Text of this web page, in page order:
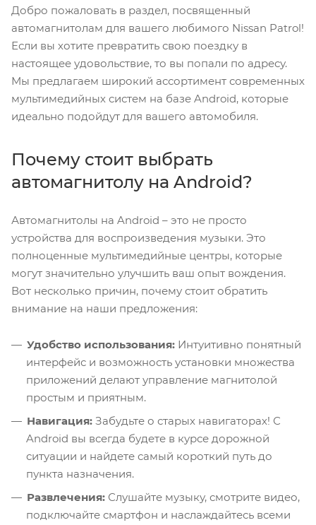
Добро пожаловать в раздел, посвященный
автомагнитолам для вашего любимого Nissan Patrol!
Если вы хотите превратить свою поездку в
настоящее удовольствие, то вы попали по адресу.
Мы предлагаем широкий ассортимент современных
мультимедийных систем на базе Android, которые
идеально подойдут для вашего автомобиля.
Почему стоит выбрать
автомагнитолу на Android?
Автомагнитолы на Android – это не просто
устройства для воспроизведения музыки. Это
полноценные мультимедийные центры, которые
могут значительно улучшить ваш опыт вождения.
Вот несколько причин, почему стоит обратить
внимание на наши предложения:
Удобство использования: Интуитивно понятный
интерфейс и возможность установки множества
приложений делают управление магнитолой
простым и приятным.
Навигация: Забудьте о старых навигаторах! С
Android вы всегда будете в курсе дорожной
ситуации и найдете самый короткий путь до
пункта назначения.
Развлечения: Слушайте музыку, смотрите видео,
подключайте смартфон и наслаждайтесь всеми